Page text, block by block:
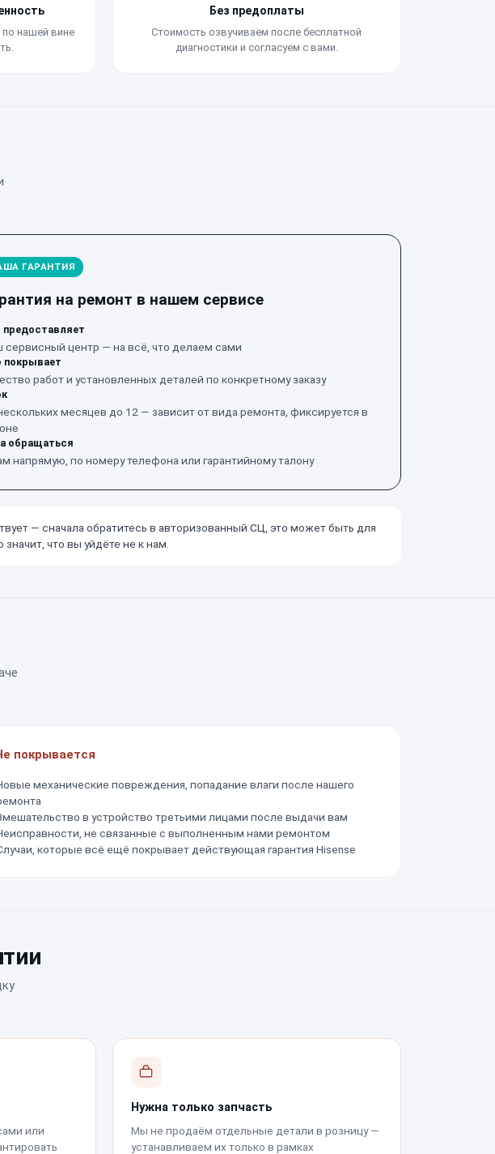
нашей вине
Без предоплаты
Стоимость озвучиваем после бесплатной
диагностики и согласуем с вами.
ГАРАНТИЯ
на ремонт в нашем сервисе
предоставляет
сервисный центр — на всё, что делаем сами
покрывает
работ и установленных деталей по конкретному заказу
месяцев до 12 — зависит от вида ремонта, фиксируется в
обращаться
напрямую, по номеру телефона или гарантийному талону
— сначала обратитесь в авторизованный СЦ, это может быть для
что вы уйдёте не к нам.
покрывается
механические повреждения, попадание влаги после нашего
в устройство третьими лицами после выдачи вам
не связанные с выполненным нами ремонтом
которые всё ещё покрывает действующая гарантия Hisense
или
Нужна только запчасть
Мы не продаём отдельные детали в розницу —
устанавливаем их только в рамках